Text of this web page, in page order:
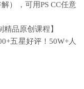
），可用PS CC任意
精品原创课程】
五星好评！50W+人